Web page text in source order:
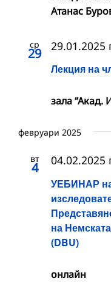
Атанас
ср
29
Лекция на
29.01.2025
зала “Акад.
февруари 2025
вт
4
УЕБИНАР
на
(DBU)
04.02.2025
онлайн